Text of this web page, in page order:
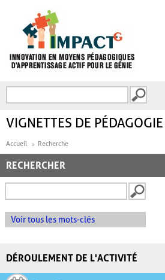
FORMULAIRE DE
VIGNETTES DE
Accueil Recherche
RECHERCHER
Voir tous les mots-clés
DÉROULEMENT DE L'ACTIVITÉ